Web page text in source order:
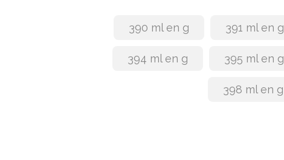
390 ml en g 391 ml en g
394 ml en g 395 ml en g
398 ml en g